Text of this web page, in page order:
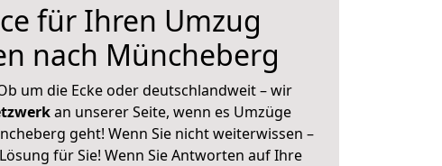
für Ihren Umzug
nach Müncheberg
um die Ecke oder deutschlandweit – wir
an unserer Seite, wenn es Umzüge
geht! Wenn Sie nicht weiterwissen –
für Sie! Wenn Sie Antworten auf Ihre